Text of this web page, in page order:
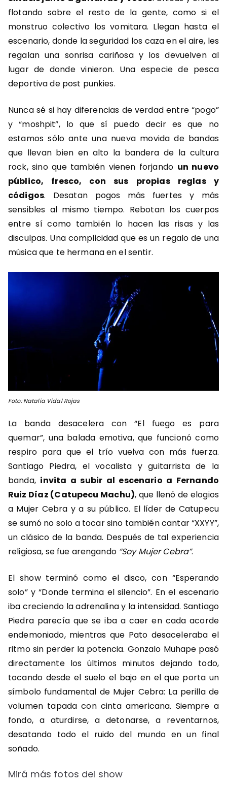
flotando sobre el resto de la gente, como si el
monstruo colectivo los vomitara. Llegan hasta el
escenario, donde la seguridad los caza en el aire, les
regalan una sonrisa cariñosa y los devuelven al
lugar de donde vinieron. Una especie de pesca
deportiva de post punkies.
Nunca sé si hay diferencias de verdad entre “pogo”
y “moshpit”, lo que sí puedo decir es que no
estamos sólo ante una nueva movida de bandas
que llevan bien en alto la bandera de la cultura
rock, sino que también vienen forjando un nuevo
público, fresco, con sus propias reglas y
códigos. Desatan pogos más fuertes y más
sensibles al mismo tiempo. Rebotan los cuerpos
entre sí como también lo hacen las risas y las
disculpas. Una complicidad que es un regalo de una
música que te hermana en el sentir.
Foto: Natalia Vidal Rojas
La banda desacelera con “El fuego es para
quemar”, una balada emotiva, que funcionó como
respiro para que el trío vuelva con más fuerza.
Santiago Piedra, el vocalista y guitarrista de la
banda, invita a subir al escenario a Fernando
Ruiz Díaz (Catupecu Machu), que llenó de elogios
a Mujer Cebra y a su público. El líder de Catupecu
se sumó no solo a tocar sino también cantar “XXYY”,
un clásico de la banda. Después de tal experiencia
religiosa, se fue arengando “Soy Mujer Cebra”.
El show terminó como el disco, con “Esperando
solo” y “Donde termina el silencio”. En el escenario
iba creciendo la adrenalina y la intensidad. Santiago
Piedra parecía que se iba a caer en cada acorde
endemoniado, mientras que Pato desaceleraba el
ritmo sin perder la potencia. Gonzalo Muhape pasó
directamente los últimos minutos dejando todo,
tocando desde el suelo el bajo en el que porta un
símbolo fundamental de Mujer Cebra: La perilla de
volumen tapada con cinta americana. Siempre a
fondo, a aturdirse, a detonarse, a reventarnos,
desatando todo el ruido del mundo en un final
soñado.
Mirá más fotos del show